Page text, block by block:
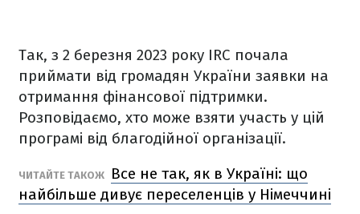
Так, з 2 березня 2023 року IRC почала
приймати від громадян України заявки на
отримання фінансової підтримки.
Розповідаємо, хто може взяти участь у цій
програмі від благодійної організації.
ЧИТАЙТЕ ТАКОЖ
Все не так, як в Україні: що
найбільше дивує переселенців у Німеччині